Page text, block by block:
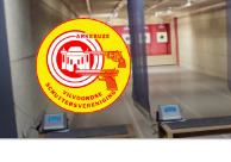
Ga
naar
de
inhoud
ARKEBUZE
Vilvoordse